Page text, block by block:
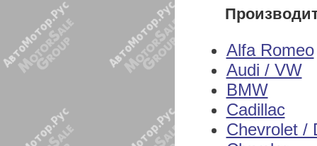
Alfa Romeo
Audi / VW
BMW
Cadillac
Chevrolet /